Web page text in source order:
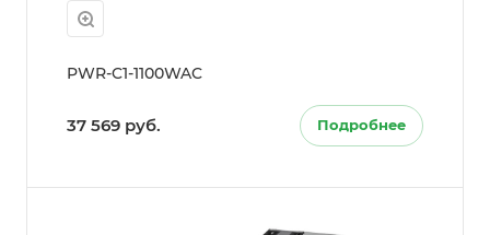
PWR-C1-1100WAC
37 569 руб. Подробнее